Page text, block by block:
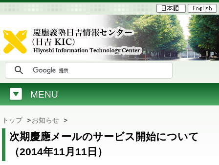
MENU
トップ >お知らせ >
次期慶應メールのサービス開始について
（2014年11月11日）